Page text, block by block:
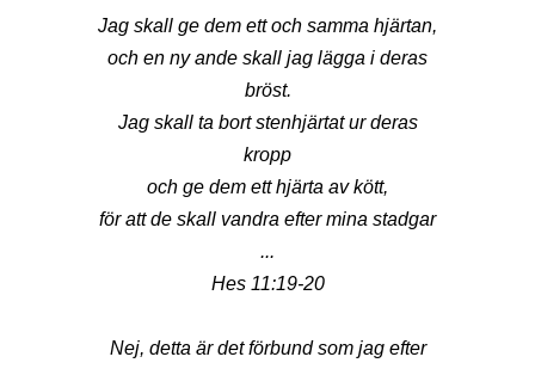
Jag skall ge dem ett och samma hjärtan,
och en ny ande skall jag lägga i deras
bröst.
Jag skall ta bort stenhjärtat ur deras
kropp
och ge dem ett hjärta av kött,
för att de skall vandra efter mina stadgar
...
Hes 11:19-20
Nej, detta är det förbund som jag efter